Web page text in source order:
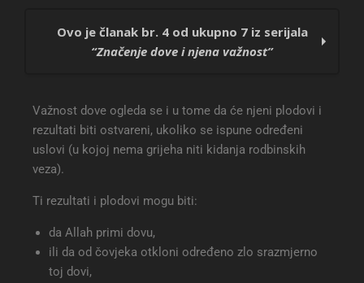
Ovo je članak br. 4 od ukupno 7 iz serijala
“Značenje dove i njena važnost”
Allah dovu naziva ibadetom
Dova je draga Allahu i Njemu najčasnija
Plodovi i rezultati dove će biti ostvareni
Namaz počinje i završava sa dovom
Allah je u Kur’anu upozorio na opasnost činjenja
dove nekome drugom mimo Allahu
Važnost dove ogleda se i u tome da će njeni plodovi i
rezultati biti ostvareni, ukoliko se ispune određeni
uslovi (u kojoj nema grijeha niti kidanja rodbinskih
veza).
Ti rezultati i plodovi mogu biti:
da Allah primi dovu,
ili da od čovjeka otkloni određeno zlo srazmjerno
toj dovi,